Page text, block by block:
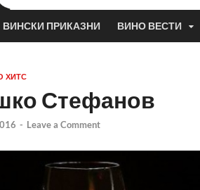
ВИНСКИ ПРИКАЗНИ ВИНО ВЕСТИ
ХИТС
Стефанов
- Leave a Comment